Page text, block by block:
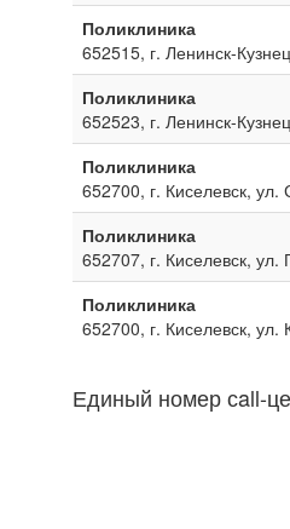
Поликлиника
652515, г. Ленинск-
Поликлиника
652523, г. Ленинск-
Поликлиника
652700, г. Киселевск, ул.
Поликлиника
652707, г. Киселевск, ул.
Поликлиника
652700, г. Киселевск, ул.
Единый номер сall-